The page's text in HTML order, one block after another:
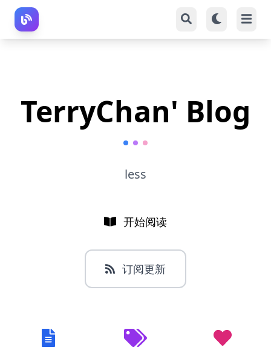
TerryChan' Blog
less
开始阅读
订阅更新